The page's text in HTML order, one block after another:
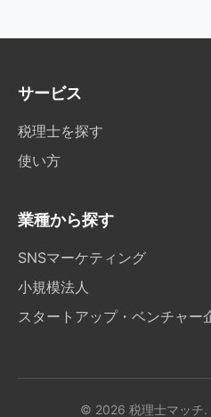
サービス
税理士を探す
使い方
業種から探す
SNSマーケティング
小規模法人
スタートアップ・ベンチャー
© 2026 税理士マッチ